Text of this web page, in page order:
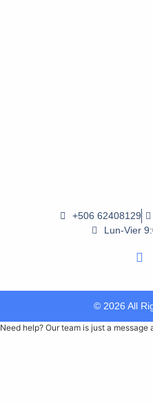
+506 62408129
Lun-Vier
© 2026 All
Need help? Our team is just a message